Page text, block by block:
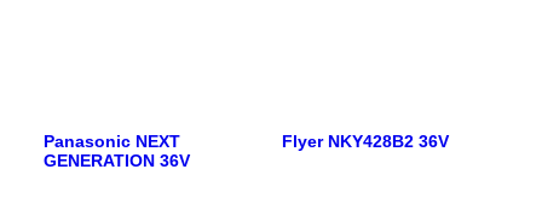
Panasonic NEXT
GENERATION 36V
Flyer NKY428B2 36V